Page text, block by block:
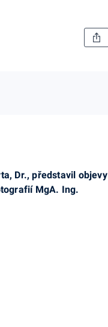
Dr., představil objevy
MgA. Ing.